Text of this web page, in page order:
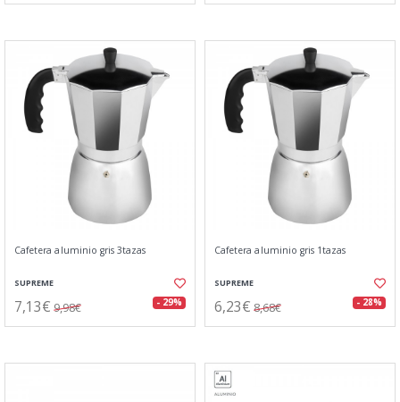
Cafetera aluminio gris 3tazas
SUPREME
7,13€ 9,98€ - 29%
Cafetera aluminio gris 1tazas
SUPREME
6,23€ 8,68€ - 28%